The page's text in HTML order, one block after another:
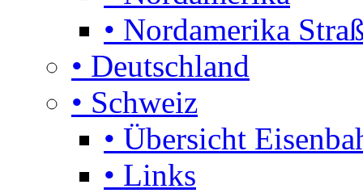
• Nordamerika
• Deutschland
• Schweiz
• Übersicht
• Links